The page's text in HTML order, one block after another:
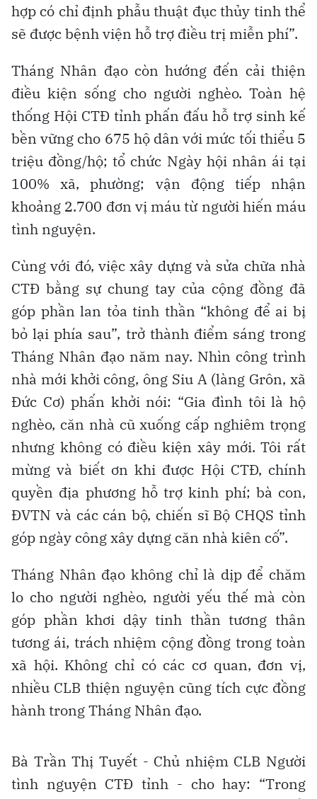
hợp có chỉ định phẫu thuật đục thủy tinh thể
sẽ được bệnh viện hỗ trợ điều trị miễn phí”.
Tháng Nhân đạo còn hướng đến cải thiện
điều kiện sống cho người nghèo. Toàn hệ
thống Hội CTĐ tỉnh phấn đấu hỗ trợ sinh kế
bền vững cho 675 hộ dân với mức tối thiểu 5
triệu đồng/hộ; tổ chức Ngày hội nhân ái tại
100% xã, phường; vận động tiếp nhận
khoảng 2.700 đơn vị máu từ người hiến máu
tình nguyện.
Cùng với đó, việc xây dựng và sửa chữa nhà
CTĐ bằng sự chung tay của cộng đồng đã
góp phần lan tỏa tinh thần “không để ai bị
bỏ lại phía sau”, trở thành điểm sáng trong
Tháng Nhân đạo năm nay. Nhìn công trình
nhà mới khởi công, ông Siu A (làng Grôn, xã
Đức Cơ) phấn khởi nói: “Gia đình tôi là hộ
nghèo, căn nhà cũ xuống cấp nghiêm trọng
nhưng không có điều kiện xây mới. Tôi rất
mừng và biết ơn khi được Hội CTĐ, chính
quyền địa phương hỗ trợ kinh phí; bà con,
ĐVTN và các cán bộ, chiến sĩ Bộ CHQS tỉnh
góp ngày công xây dựng căn nhà kiên cố”.
Tháng Nhân đạo không chỉ là dịp để chăm
lo cho người nghèo, người yếu thế mà còn
góp phần khơi dậy tinh thần tương thân
tương ái, trách nhiệm cộng đồng trong toàn
xã hội. Không chỉ có các cơ quan, đơn vị,
nhiều CLB thiện nguyện cũng tích cực đồng
hành trong Tháng Nhân đạo.
Bà Trần Thị Tuyết - Chủ nhiệm CLB Người
tình nguyện CTĐ tỉnh - cho hay: “Trong